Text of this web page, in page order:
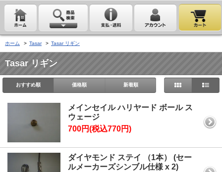
ホーム > Tasar > Tasar リギン
Tasar リギン
おすすめ順 価格順 新着順
メインセイル ハリヤード ボール ス
ウェージ
700円(税込770円)
ダイヤモンド ステイ （1本） (セー
ルメーカーズシンブル仕様 x 2)